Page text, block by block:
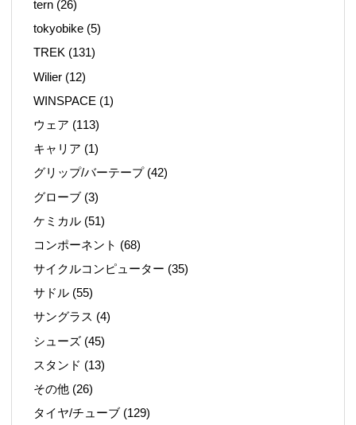
tern (26)
tokyobike (5)
TREK (131)
Wilier (12)
WINSPACE (1)
ウェア (113)
キャリア (1)
グリップ/バーテープ(42)
グローブ (3)
ケミカル (51)
コンポーネント (68)
サイクルコンピューター (35)
サドル (55)
サングラス (4)
シューズ (45)
スタンド (13)
その他 (26)
タイヤ/チューブ (129)